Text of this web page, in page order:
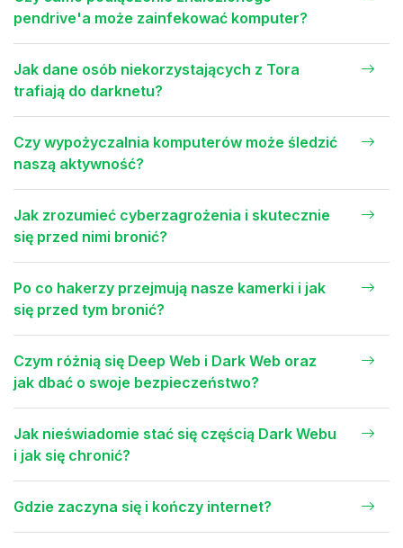
pendrive'a może zainfekować komputer?
Jak dane osób niekorzystających z Tora
trafiają do darknetu?
Czy wypożyczalnia komputerów może śledzić
naszą aktywność?
Jak zrozumieć cyberzagrożenia i skutecznie
się przed nimi bronić?
Po co hakerzy przejmują nasze kamerki i jak
się przed tym bronić?
Czym różnią się Deep Web i Dark Web oraz
jak dbać o swoje bezpieczeństwo?
Jak nieświadomie stać się częścią Dark Webu
i jak się chronić?
Gdzie zaczyna się i kończy internet?